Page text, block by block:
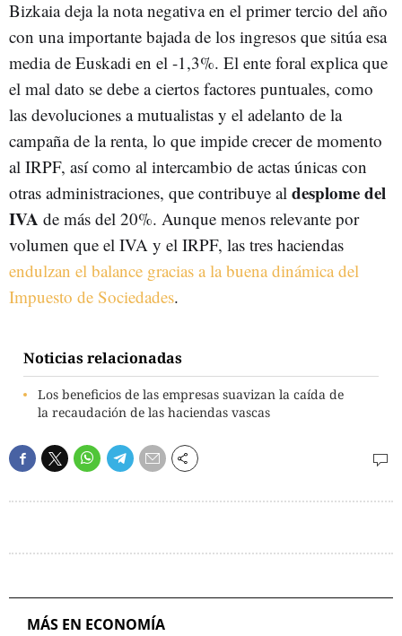
Bizkaia deja la nota negativa en el primer tercio del año
con una importante bajada de los ingresos que sitúa esa
media de Euskadi en el -1,3%. El ente foral explica que
el mal dato se debe a ciertos factores puntuales, como
las devoluciones a mutualistas y el adelanto de la
campaña de la renta, lo que impide crecer de momento
al IRPF, así como al intercambio de actas únicas con
otras administraciones, que contribuye al desplome del
IVA de más del 20%. Aunque menos relevante por
volumen que el IVA y el IRPF, las tres haciendas
endulzan el balance gracias a la buena dinámica del
Impuesto de Sociedades.
Noticias relacionadas
Los beneficios de las empresas suavizan la caída de
la recaudación de las haciendas vascas
MÁS EN ECONOMÍA